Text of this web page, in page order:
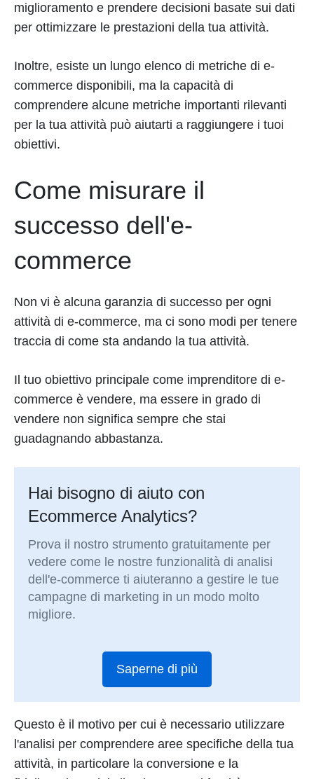
miglioramento e prendere decisioni basate sui dati
per ottimizzare le prestazioni della tua attività.
Inoltre, esiste un lungo elenco di metriche di e-
commerce disponibili, ma la capacità di
comprendere alcune metriche importanti rilevanti
per la tua attività può aiutarti a raggiungere i tuoi
obiettivi.
Come misurare il
successo dell'e-
commerce
Non vi è alcuna garanzia di successo per ogni
attività di e-commerce, ma ci sono modi per tenere
traccia di come sta andando la tua attività.
Il tuo obiettivo principale come imprenditore di e-
commerce è vendere, ma essere in grado di
vendere non significa sempre che stai
guadagnando abbastanza.
Hai bisogno di aiuto con
Ecommerce Analytics?
Prova il nostro strumento gratuitamente per
vedere come le nostre funzionalità di analisi
dell'e-commerce ti aiuteranno a gestire le tue
campagne di marketing in un modo molto
migliore.
Saperne di più
Questo è il motivo per cui è necessario utilizzare
l'analisi per comprendere aree specifiche della tua
attività, in particolare la conversione e la